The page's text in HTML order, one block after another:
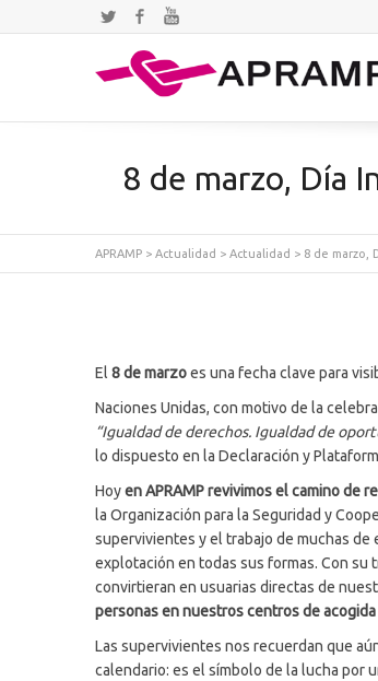
TwitterFacebook
8 de marzo, Día
APRAMP > Actualidad > Actualidad > 8 de marzo,
El 8 de marzoes una fecha clave para
Naciones Unidas, con motivo de la
“Igualdad de derechos. Igualdad de
lo dispuesto en la Declaración y
Hoyen APRAMP revivimos el camino de
la Organización para la Seguridad y
supervivientes y el trabajo de muchas de
explotación en todas sus formas. Con su
convirtieran en usuarias directas de
personas en nuestros centros de acogida
Las supervivientes nos recuerdan que
calendario: es el símbolo de la lucha por